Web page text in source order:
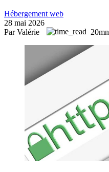
Hébergement web
28 mai 2026
Par Valérie
20mn